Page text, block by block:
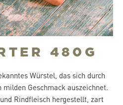
480G
Würstel, das sich durch
Geschmack auszeichnet.
Rindfleisch hergestellt, zart